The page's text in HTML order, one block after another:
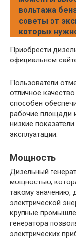
вольтажа
советы от
которых
Приобрести
официальном
Пользователи
отличное
способен
рабочие площади
низкие
эксплуатации.
Мощность
Дизельный
мощностью,
такому значению,
электрической
крупные
генератора
электрических